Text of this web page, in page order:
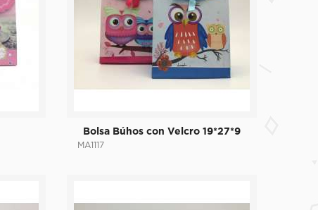
Bolsa Búhos con Velcro 19*27*9
MA1117